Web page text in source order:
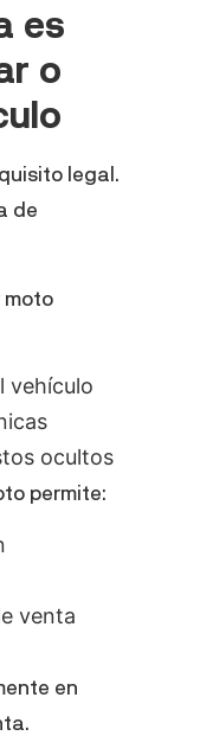
es
o
legal.
de
moto
vehículo
ocultos
permite:
venta
en